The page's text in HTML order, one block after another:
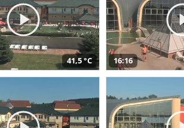
41,5 °C 16:16